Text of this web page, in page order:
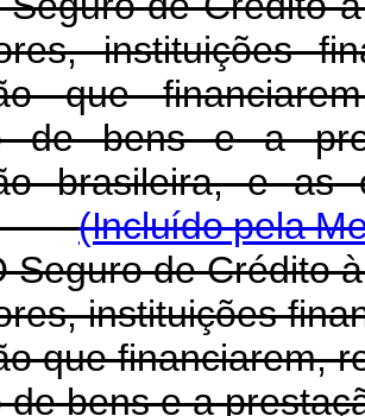
instituições
que
de bens e a
brasileira, e as
(Incluído pela
de Crédito
instituições
que financiarem,
de bens e a